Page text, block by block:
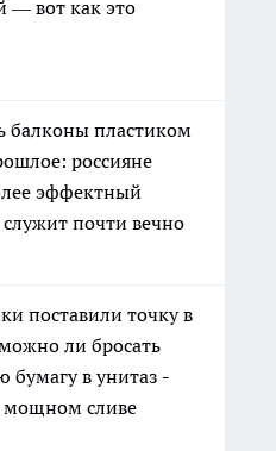
— вот как это
балконы пластиком
россияне
эффектный
служит почти вечно
поставили точку в
ли бросать
бумагу в унитаз -
мощном сливе